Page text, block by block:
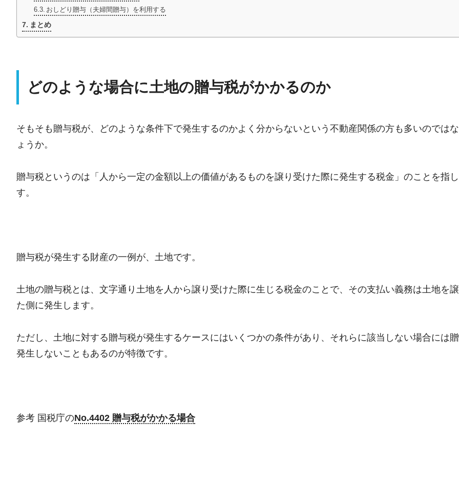
おしどり贈与（夫婦間贈与）を利用する
まとめ
どのような場合に土地の贈与税がかかるのか
そもそも贈与税が、どのような条件下で発生するのかよく分からないという不動産関係の方も多いのでは
ょうか。
贈与税というのは「人から一定の金額以上の価値があるものを譲り受けた際に発生する税金」のことを指
す。
贈与税が発生する財産の一例が、土地です。
土地の贈与税とは、文字通り土地を人から譲り受けた際に生じる税金のことで、その支払い義務は土地を
た側に発生します。
ただし、土地に対する贈与税が発生するケースにはいくつかの条件があり、それらに該当しない場合には
発生しないこともあるのが特徴です。
参考 国税庁のNo.4402 贈与税がかかる場合